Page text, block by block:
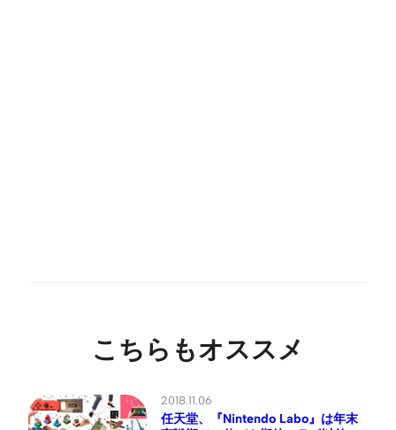
こちらもオススメ
2018.11.06
任天堂、『Nintendo Labo』は年末